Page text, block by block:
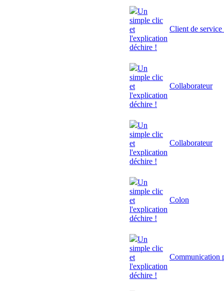
Un
simple clic
et
l'explication
déchire !
Client de
Un
simple clic
et
l'explication
déchire !
Collaborateur
Un
simple clic
et
l'explication
déchire !
Collaborateur
Un
simple clic
et
l'explication
déchire !
Colon
Un
simple clic
et
l'explication
déchire !
Communication